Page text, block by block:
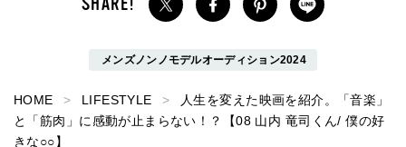
メンズノンノモデルオーディション2024
HOME LIFESTYLE
人生を変えた映画を紹介。「音楽」
と「筋肉」に感動が止まらない！？【08 山内 竜司くん/ 僕の好
きな○○】